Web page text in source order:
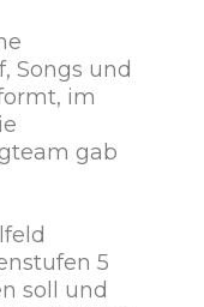
Songs und
im
gab
5
soll und